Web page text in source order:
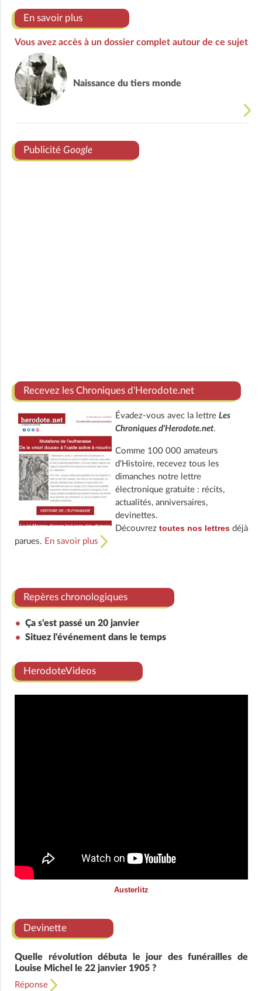
En savoir plus
Vous avez accès à un dossier complet autour de ce sujet
Naissance du tiers monde
Publicité Google
Recevez les Chroniques d'Herodote.net
Évadez-vous avec la lettre Les
Chroniques d'Herodote.net.
Comme 100 000 amateurs
d'Histoire, recevez tous les
dimanches notre lettre
électronique gratuite : récits,
actualités, anniversaires,
devinettes.
Découvrez toutes nos lettresdéjà
parues. En savoir plus
Repères chronologiques
Ça s'est passé un 20 janvier
Situez l'événement dans le temps
HerodoteVideos
Austerlitz
Devinette
Quelle révolution débuta le jour des funérailles de
Louise Michel le 22 janvier 1905 ?
Réponse